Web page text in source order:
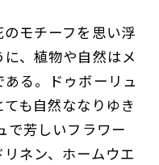
モチーフを思い浮
、植物や自然はメ
る。ドゥボーリュ
も自然ななりゆき
で芳しいフラワー
ネン、ホームウエ